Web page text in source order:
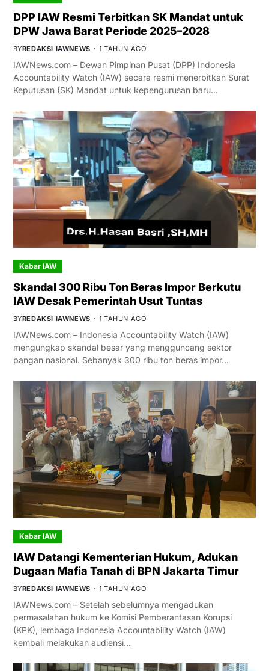
DPP IAW Resmi Terbitkan SK Mandat untuk
DPW Jawa Barat Periode 2025–2028
BYREDAKSI IAWNEWS 1 TAHUN AGO
IAWNews.com – Dewan Pimpinan Pusat (DPP) Indonesia
Accountability Watch (IAW) secara resmi menerbitkan Surat
Keputusan (SK) Mandat untuk kepengurusan baru…
Kabar IAW
Skandal 300 Ribu Ton Beras Impor Berkutu
IAW Desak Pemerintah Usut Tuntas
BYREDAKSI IAWNEWS 1 TAHUN AGO
IAWNews.com – Indonesia Accountability Watch (IAW)
mengungkap skandal besar yang mengguncang sektor
pangan nasional. Sebanyak 300 ribu ton beras impor…
Kabar IAW
IAW Datangi Kementerian Hukum, Adukan
Dugaan Mafia Tanah di BPN Jakarta Timur
BYREDAKSI IAWNEWS 1 TAHUN AGO
IAWNews.com – Setelah sebelumnya mengadukan
permasalahan hukum ke Komisi Pemberantasan Korupsi
(KPK), lembaga Indonesia Accountability Watch (IAW)
kembali melakukan audiensi…